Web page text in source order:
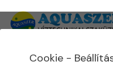
Cookie -